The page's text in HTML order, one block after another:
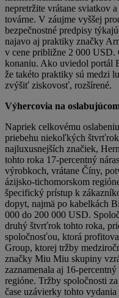
nepretržite vrátane sviatkov
továrne. V záujme vyššej
bezpečnostné predpisy
najavo aj praktiky značky
v cene približne 2 000 USD.
konaniu. Ako uviedol portál
že takéto praktiky sú medzi
zvýšiť ziskovosť, rozšírené.
Výhercovia na
Napriek celkovému
priebehu niekoľkých
najluxusnejších značiek,
tohto roka 17-percentný
výrobkoch, vrátane Číny,
ázijsko-tichomorskom
špecifický prístup k
dopyt, najmä po kabelkách
000 do 200 000 USD.
druhý štvrťrok tohto roka,
spoločnosťou, ktorá
Group, ktorej tržby
značky Miu Miu skupiny
zaznamenala aj 16-
regióne. Tržby spoločnosti
čase uzávierky tohto